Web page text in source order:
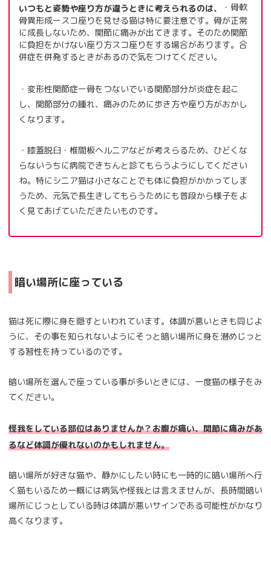
いつもと姿勢や座り方が違うときに考えられるのは、
・骨軟
骨異形成ースコ座りを見せる猫は特に要注意です。骨が正常
に成長しないため、関節に痛みが出てきます。そのため関節
に負担をかけない座り方スコ座りをする場合があります。合
併症を併発するときがあるので気をつけてください。
・変形性関節症ー骨をつないでいる関節部分が炎症を起こ
し、関節部分の腫れ、痛みのために歩き方や座り方がおかし
くなります。
・膝蓋脱臼・椎間板ヘルニアなどが考えらるため、ひどくな
らないうちに病院できちんと診てもらうようにしてください
ね。特にシニア猫は小さなことでも体に負担がかかってしま
うため、元気で長生きしてもらうためにも普段から様子をよ
く見てあげていただきたいものです。
暗い場所に座っている
猫は死に際に身を隠すといわれています。体調が悪いときも同じよ
うに、その事を知られないようにそっと暗い場所に身を潜めじっと
する習性を持っているのです。
暗い場所を選んで座っている事が多いときには、一度猫の様子をみ
てください。
怪我をしている部位はありませんか？お腹が痛い、関節に痛みがあ
るなど体調が優れないのかもしれません。
暗い場所が好きな猫や、静かにしたい時にも一時的に暗い場所へ行
く猫もいるため一概には病気や怪我とは言えませんが、長時間暗い
場所にじっとしている時は体調が悪いサインである可能性がかなり
高くなります。